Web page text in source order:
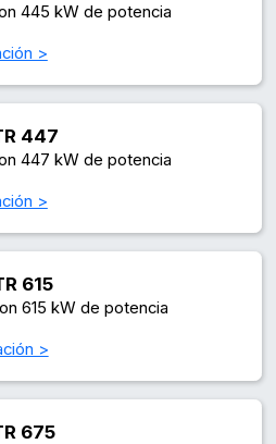
445 kW de potencia
>
447
447 kW de potencia
>
615
615 kW de potencia
>
675